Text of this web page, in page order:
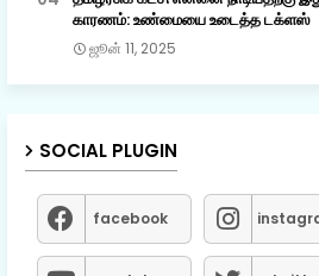
காரணம்: உண்மையை உடைத்த டக்ளஸ்
ஜூன் 11, 2025
SOCIAL PLUGIN
facebook